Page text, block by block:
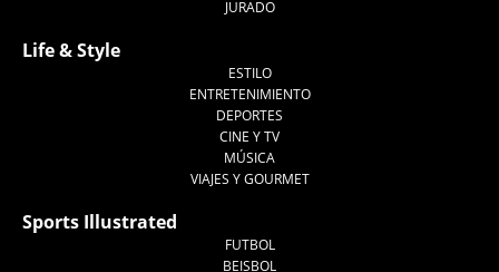
JURADO
Life & Style
ESTILO
ENTRETENIMIENTO
DEPORTES
CINE Y TV
MÚSICA
VIAJES Y GOURMET
Sports Illustrated
FUTBOL
BEISBOL